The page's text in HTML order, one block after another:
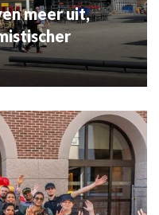
meer uit,